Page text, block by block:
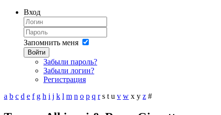
Вход
Запомнить меня
Войти
Забыли пароль?
Забыли логин?
Регистрация
a b c d e f g h i j k l m n o p q r s t u v w x y z #